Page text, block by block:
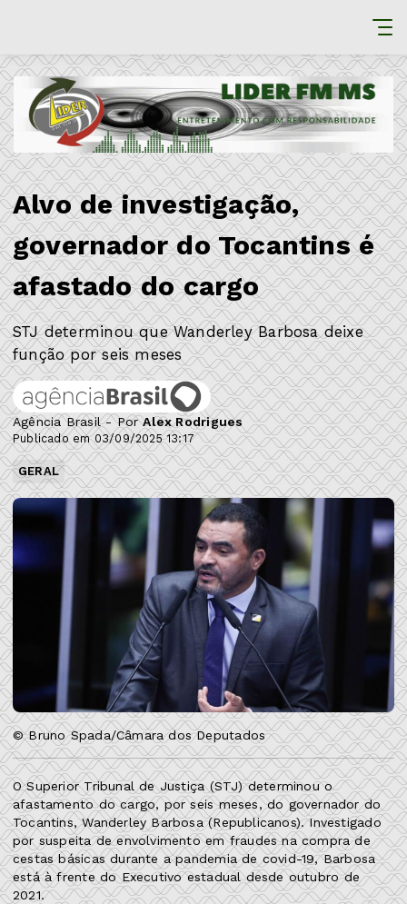
Alvo de investigação,
governador do Tocantins é
afastado do cargo
STJ determinou que Wanderley Barbosa deixe
função por seis meses
Agência Brasil - PorAlex Rodrigues
Publicado em 03/09/2025 13:17
GERAL
© Bruno Spada/Câmara dos Deputados
O Superior Tribunal de Justiça (STJ) determinou o
afastamento do cargo, por seis meses, do governador do
Tocantins, Wanderley Barbosa (Republicanos). Investigado
por suspeita de envolvimento em fraudes na compra de
cestas básicas durante a pandemia de covid-19, Barbosa
está à frente do Executivo estadual desde outubro de
2021.